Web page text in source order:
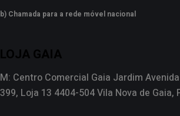
b) Chamada para a rede móvel nacional
LOJA GAIA
M: Centro Comercial Gaia Jardim
399, Loja 13 4404-504 Vila Nova de Gaia,